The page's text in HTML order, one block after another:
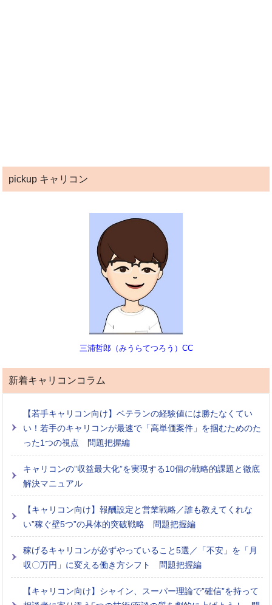
pickup キャリコン
三浦哲郎（みうらてつろう）CC
新着キャリコンコラム
【若手キャリコン向け】ベテランの経験値には勝たなくてい
い！若手のキャリコンが最速で「高単価案件」を掴むためのた
った1つの視点 問題把握編
キャリコンの”収益最大化”を実現する10個の戦略的課題と徹底
解決マニュアル
【キャリコン向け】報酬設定と営業戦略／誰も教えてくれな
い”稼ぐ壁5つ”の具体的突破戦略 問題把握編
稼げるキャリコンが必ずやっていること5選／「不安」を「月
収〇万円」に変える働き方シフト 問題把握編
【キャリコン向け】シャイン、スーパー理論で”確信”を持って